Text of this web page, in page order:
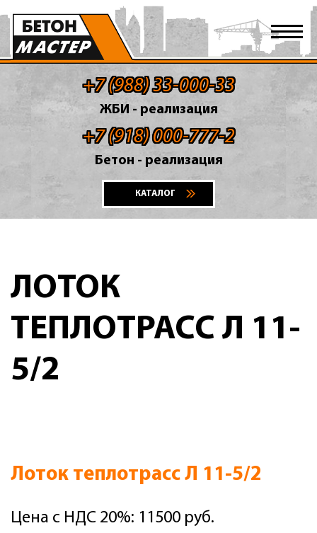
+7 (988) 33-000-33
ЖБИ - реализация
+7 (918) 000-777-2
Бетон - реализация
КАТАЛОГ
ЛОТОК
ТЕПЛОТРАСС Л 11-
5/2
Лоток теплотрасс Л 11-5/2
Цена с НДС 20%: 11500 руб.